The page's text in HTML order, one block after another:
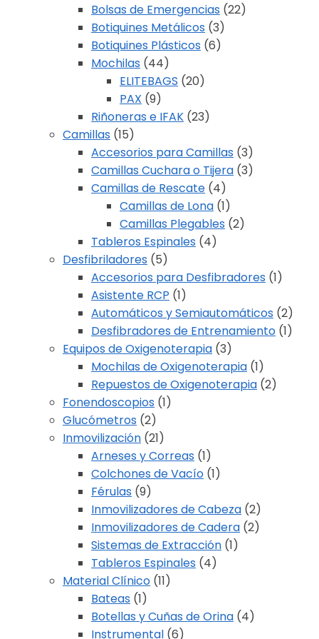
Bolsas de Emergencias (22)
Botiquines Metálicos (3)
Botiquines Plásticos (6)
Mochilas (44)
ELITEBAGS (20)
PAX (9)
Riñoneras e IFAK (23)
Camillas (15)
Accesorios para Camillas (3)
Camillas Cuchara o Tijera (3)
Camillas de Rescate (4)
Camillas de Lona (1)
Camillas Plegables (2)
Tableros Espinales (4)
Desfibriladores (5)
Accesorios para Desfibradores (1)
Asistente RCP (1)
Automáticos y Semiautomáticos (2)
Desfibradores de Entrenamiento (1)
Equipos de Oxigenoterapia (3)
Mochilas de Oxigenoterapia (1)
Repuestos de Oxigenoterapia (2)
Fonendoscopios (1)
Glucómetros (2)
Inmovilización (21)
Arneses y Correas (1)
Colchones de Vacío (1)
Férulas (9)
Inmovilizadores de Cabeza (2)
Inmovilizadores de Cadera (2)
Sistemas de Extracción (1)
Tableros Espinales (4)
Material Clínico (11)
Bateas (1)
Botellas y Cuñas de Orina (4)
Instrumental (6)